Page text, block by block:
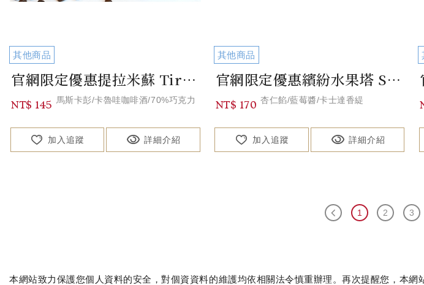
其他商品
官網限定優惠提拉米蘇 Tiramisu
馬斯卡彭/卡魯哇咖啡酒/70%巧克力
NT$ 145
加入追蹤 詳細介紹
其他商品
官網限定優惠繽紛水果塔 Seasonal Fresh Fruit Tart
杏仁餡/藍莓醬/卡士達香緹
NT$ 170
加入追蹤 詳細介紹
1 2 3
本網站致力保護您個人資料的安全，對個資資料的維護均依相關法令慎重辦理。再次提醒您，本